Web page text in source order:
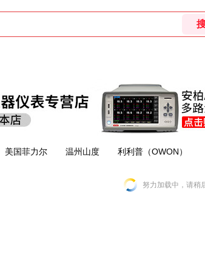
美国菲力尔 温州山度 利利普（OWON）
努力加载中，请稍